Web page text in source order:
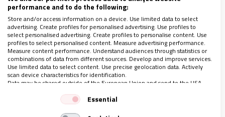
maravilloso que brinda la pobreza, es hoy un signo
de esperanza. De los jóvenes, los miles de jóvenes
que, ante la brutalidad de la realidad, lograron con
esfuerzo y sacrificio, trabajar y alcanzar
importantes logros académicos, son un signo de
esperanza.
performance and to do the following:
Store and/or access information on a device. Use limited data to select
advertising. Create profiles for personalised advertising. Use profiles to
select personalised advertising. Create profiles to personalise content. Use
profiles to select personalised content. Measure advertising performance.
Measure content performance. Understand audiences through statistics or
combinations of data from different sources. Develop and improve services.
Use limited data to select content. Use precise geolocation data. Actively
scan device characteristics for identification.
Data may be shared outside of the European Union and send to the USA.
Your consent and the cookie policy applies solely to this website/app.
View Partner List (1 IAB Vendors)
Essential